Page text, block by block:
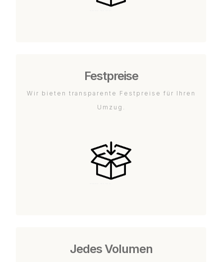
Festpreise
Wir bieten transparente Festpreise für Ihren
Umzug.
Jedes Volumen